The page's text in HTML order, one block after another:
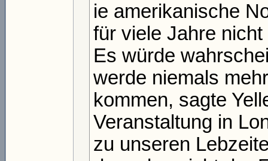
ie amerikanische
für viele Jahre
Es würde
werde niemals
kommen, sagte
Veranstaltung in
zu unseren